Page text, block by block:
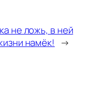
не ложь, в ней
намёк! →